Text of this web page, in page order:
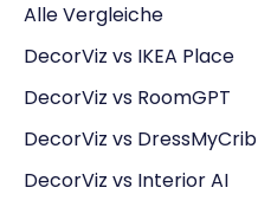
Alle Vergleiche
DecorViz vs IKEA Place
DecorViz vs RoomGPT
DecorViz vs DressMyCrib
DecorViz vs Interior AI